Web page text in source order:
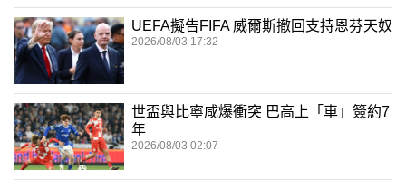
UEFA擬告FIFA 威爾斯撤回支持恩芬天奴
2026/08/03 17:32
世盃與比寧咸爆衝突 巴高上「車」簽約7
年
2026/08/03 02:07